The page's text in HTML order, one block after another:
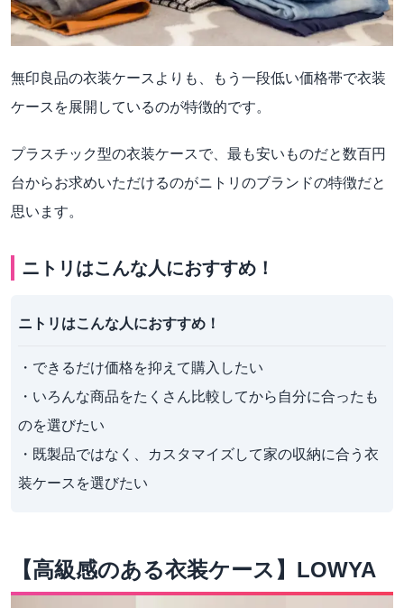
無印良品の衣装ケースよりも、もう一段低い価格帯で衣装
ケースを展開しているのが特徴的です。
プラスチック型の衣装ケースで、最も安いものだと数百円
台からお求めいただけるのがニトリのブランドの特徴だと
思います。
ニトリはこんな人におすすめ！
ニトリはこんな人におすすめ！
・できるだけ価格を抑えて購入したい
・いろんな商品をたくさん比較してから自分に合ったも
のを選びたい
・既製品ではなく、カスタマイズして家の収納に合う衣
装ケースを選びたい
【高級感のある衣装ケース】LOWYA